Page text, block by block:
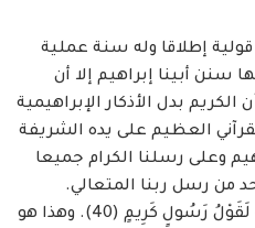
إطلاقا وله سنة عملية
‏سنن أبينا إبراهيم إلا أن
بدل الأذكار الإبراهيمية
العظيم على يده الشريفة
وعلى رسلنا ‏الكرام جميعا
من رسل ربنا المتعالي.
قال تعالى في سورة الحاقة: إِنَّهُ لَقَوْلُ رَسُولٍ كَرِيمٍ (40). وهذا هو